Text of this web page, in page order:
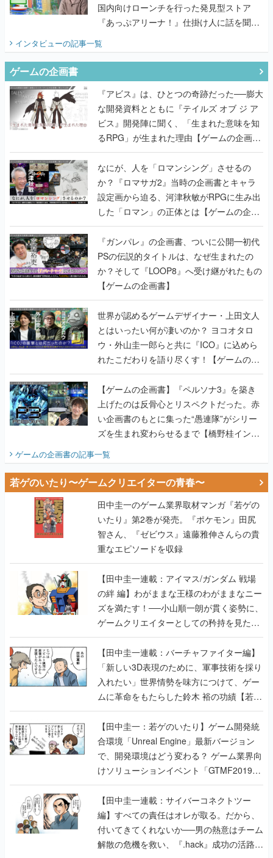
国内向けローンチを行った発見型ストア
『あっぷアリーナ！』仕掛け人に話を聞い
インタビューの記事一覧
ゲームの企画書
『アビス』は、ひとつの奇跡だった──膨大
な開発資料とともに『テイルズ オブ ジ ア
ビス』開発陣に聞く、「生まれた意味を知
るRPG」が生まれた理由【ゲームの企画
書】
なにが、人を「ロマンシング」させるの
か？『ロマサガ2』当時の企画書とキャラ
設定画から迫る、河津秋敏がRPGに生み出
した「ロマン」の正体とは【ゲームの企画
書】
『ガンパレ』の企画書、ついに公開━初代
PSの伝説的タイトルは、なぜ生まれたの
か？そして『LOOP8』へ受け継がれたもの
【ゲームの企画書】
世界が認めるゲームデザイナー・上田文人
とはいったい何が凄いのか？ ヨコオタロ
ウ・外山圭一郎らと共に『ICO』に込めら
れたこだわりを語り尽くす！【ゲームの企
画書】
【ゲームの企画書】『ペルソナ3』を築き
上げたのは反骨心とリスペクトだった。赤
い企画書のもとに集った“愚連隊”がシリー
ズを生まれ変わらせるまで【橋野桂インタ
ゲームの企画書の記事一覧
若ゲのいたり〜ゲームクリエイターの青春〜
田中圭一のゲーム業界取材マンガ『若ゲの
いたり』第2巻が発売。『ポケモン』田尻
智さん、『ゼビウス』遠藤雅伸さんらの貴
重なエピソードを収録
【田中圭一連載：アイマス/ガンダム 戦場
の絆 編】わがままな王様のわがままなニー
ズを満たす！──小山順一朗が貫く姿勢に、
ゲームクリエイターとしての矜持を見た
【若ゲのいたり最終回】
【田中圭一連載：バーチャファイター編】
「新しい3D表現のために、軍事技術を採り
入れたい」世界情勢を味方につけて、ゲー
ムに革命をもたらした鈴木 裕の功績【若ゲ
のいたり】
【田中圭一：若ゲのいたり】ゲーム開発統
合環境「Unreal Engine」最新バージョン
で、開発環境はどう変わる？ ゲーム業界向
けソリューションイベント「GTMF2019」
に行って、より理解を深めよう【PR】
【田中圭一連載：サイバーコネクトツー
編】すべての責任はオレが取る。だから、
付いてきてくれないか──男の熱意はチーム
解散の危機を救い、『.hack』成功の活路を